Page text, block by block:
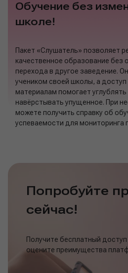
Обучение без
школе!
Пакет «Слушатель» позволяет
качественное образование без
перехода в другое заведение.
учеником своей школы, а доступ
материалам помогает углублять
навёрстывать упущенное. При
можете получить справку об
успеваемости для мониторинга
Попробуйте
сейчас!
Получите бесплатный
оцените преимущества